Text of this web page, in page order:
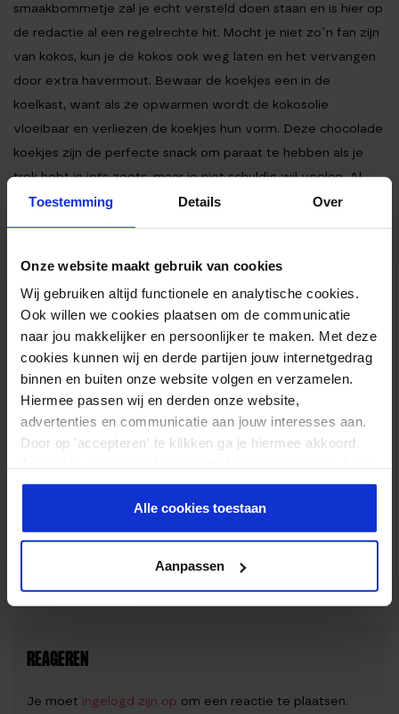
Toestemming Details Over
Onze website maakt gebruik van cookies
Wij gebruiken altijd functionele en analytische cookies.
Ook willen we cookies plaatsen om de communicatie
naar jou makkelijker en persoonlijker te maken. Met deze
cookies kunnen wij en derde partijen jouw internetgedrag
binnen en buiten onze website volgen en verzamelen.
Hiermee passen wij en derden onze website,
advertenties en communicatie aan jouw interesses aan.
Door op 'accepteren' te klikken ga je hiermee akkoord.
er meer over in onsprivacy beleid.
Alle cookies toestaan
Aanpassen
smaakbommetje zal je echt versteld doen staan en is hier op
de redactie al een regelrechte hit. Mocht je niet zo’n fan zijn
van kokos, kun je de kokos ook weg laten en het vervangen
door extra havermout. Bewaar de koekjes een in de
koelkast, want als ze opwarmen wordt de kokosolie
vloeibaar en verliezen de koekjes hun vorm. Deze chocolade
koekjes zijn de perfecte snack om paraat te hebben als je
trek hebt in iets zoets, maar je niet schuldig wil voelen. Al
onze proteine poeders bekijk je trouwens op de
categoriepagina. Eet smakelijk!
Voedingswaarden
INGREDIËNTEN
8 eetlepels pindakaas
85g honing
1/4 theelepel zeezout
1 theelepel vanille extract
REAGEREN
Je moet ingelogd zijn op om een reactie te plaatsen.